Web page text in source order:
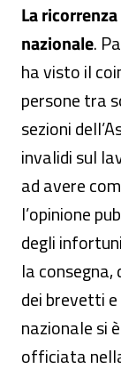
La
nazionale.
ha visto il
persone tra
sezioni
invalidi sul
ad avere
l’opinione
degli
la consegna,
dei brevetti
nazionale si
officiata